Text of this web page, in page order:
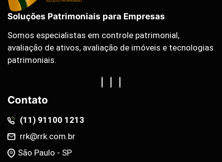
Soluções Patrimoniais para Empresas
Somos especialistas em controle patrimonial,
avaliação de ativos, avaliação de imóveis e tecnologias
patrimoniais.
Contato
(11) 91100 1213
rrk@rrk.com.br
São Paulo - SP